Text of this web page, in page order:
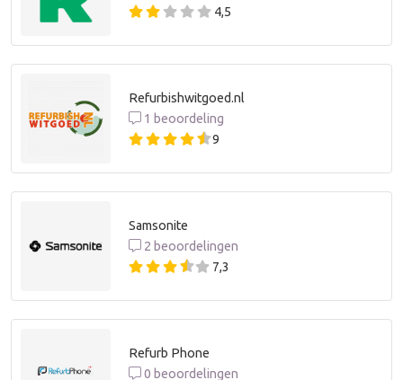
4,5
Refurbishwitgoed.nl
1 beoordeling
9
Samsonite
2 beoordelingen
7,3
Refurb Phone
0 beoordelingen